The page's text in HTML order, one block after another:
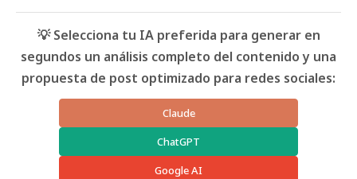
💡 Selecciona tu IA preferida para generar en
segundos un análisis completo del contenido y una
propuesta de post optimizado para redes sociales:
Claude
ChatGPT
Google AI